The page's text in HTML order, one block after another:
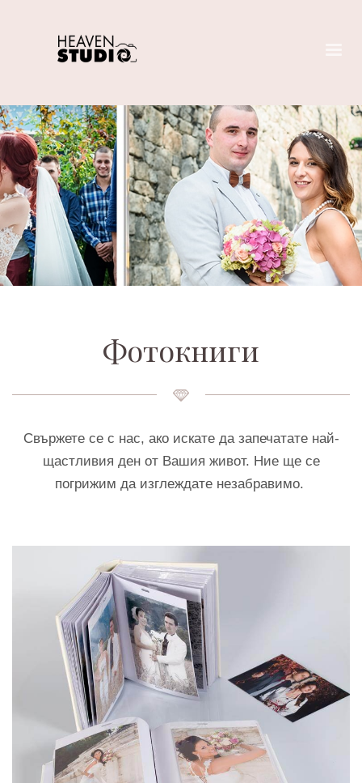
Фотокниги
Свържете се с нас, ако искате да запечатате най-
щастливия ден от Вашия живот. Ние ще се
погрижим да изглеждате незабравимо.